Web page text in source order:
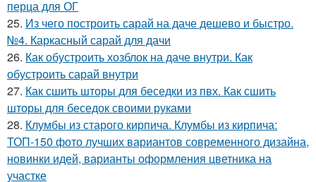
перца для ОГ
25. Из чего построить сарай на даче дешево и быстро.
№4. Каркасный сарай для дачи
26. Как обустроить хозблок на даче внутри. Как
обустроить сарай внутри
27. Как сшить шторы для беседки из пвх. Как сшить
шторы для беседок своими руками
28. Клумбы из старого кирпича. Клумбы из кирпича:
ТОП-150 фото лучших вариантов современного дизайна,
новинки идей, варианты оформления цветника на
участке